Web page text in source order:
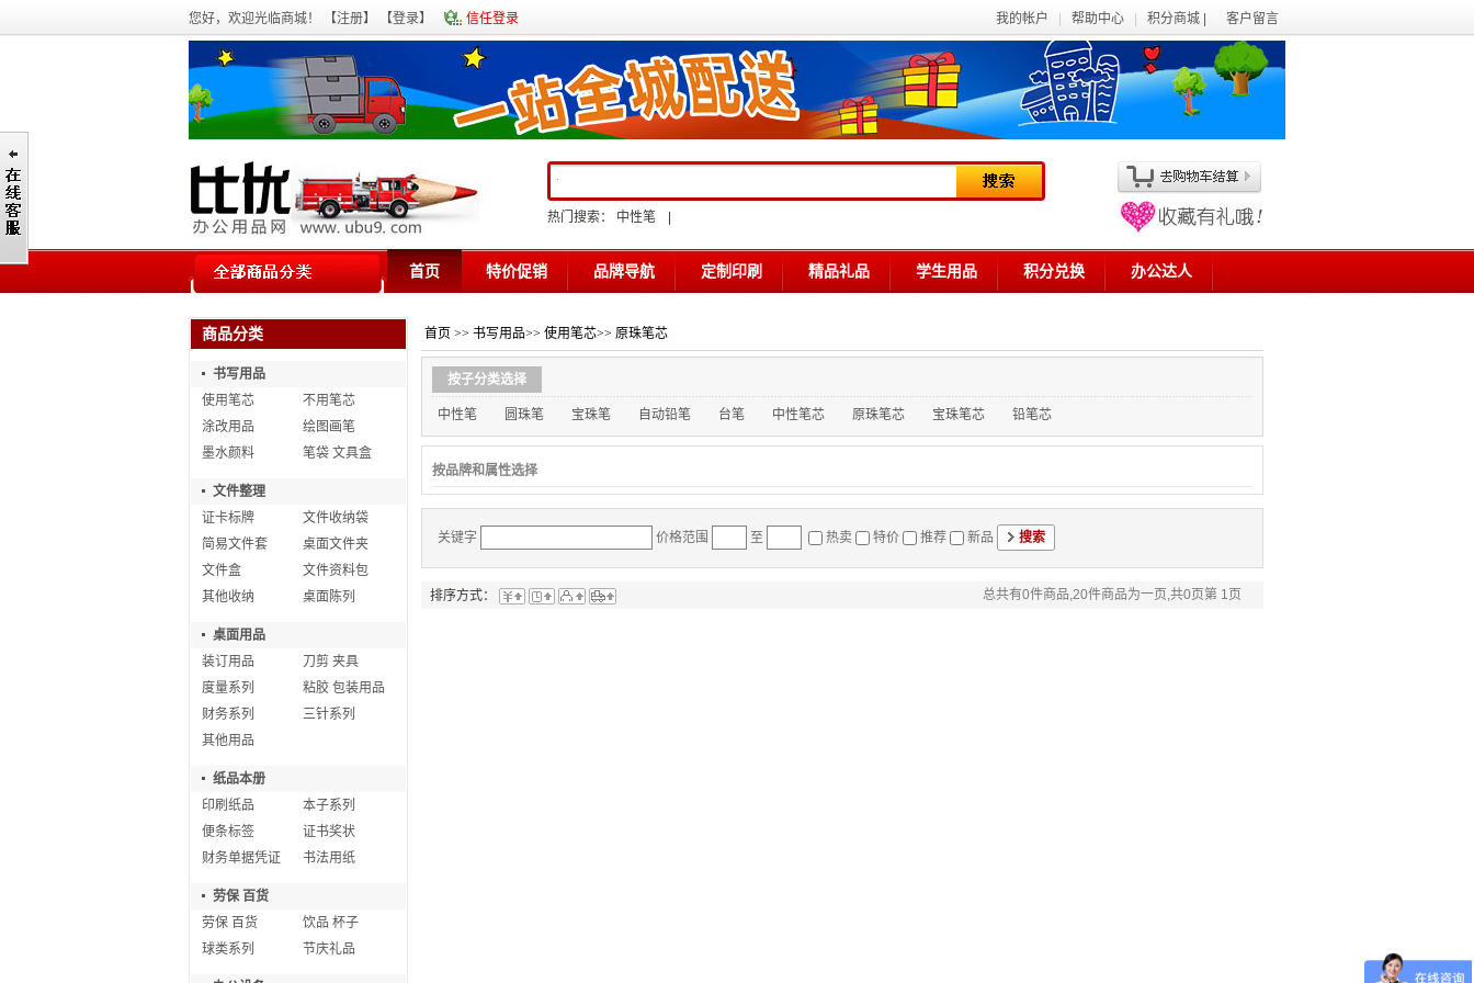
您好，欢迎光临商城！ 【注册】 【登录】 信任登录 我的帐户 帮助中心 积分商城 | 客户留言
热门搜索： 中性笔
首页 特价促销 品牌导航 定制印刷 精品礼品 学生用品 积分兑换 办公达人
商品分类
书写用品
使用笔芯
不用笔芯
涂改用品
绘图画笔
墨水颜料
笔袋 文具盒
文件整理
证卡标牌
文件收纳袋
简易文件套
桌面文件夹
文件盒
文件资料包
其他收纳
桌面陈列
桌面用品
装订用品
刀剪 夹具
度量系列
粘胶 包装用品
财务系列
三针系列
其他用品
纸品本册
印刷纸品
本子系列
便条标签
证书奖状
财务单据凭证
书法用纸
劳保 百货
劳保 百货
饮品 杯子
球类系列
节庆礼品
首页 >> 书写用品>> 使用笔芯>> 原珠笔芯
按子分类选择
中性笔 圆珠笔 宝珠笔 自动铅笔 台笔 中性笔芯 原珠笔芯 宝珠笔芯 铅笔芯
按品牌和属性选择
关键字 价格范围 至 热卖 特价 推荐 新品
排序方式： 总共有0件商品,20件商品为一页,共0页第 1页